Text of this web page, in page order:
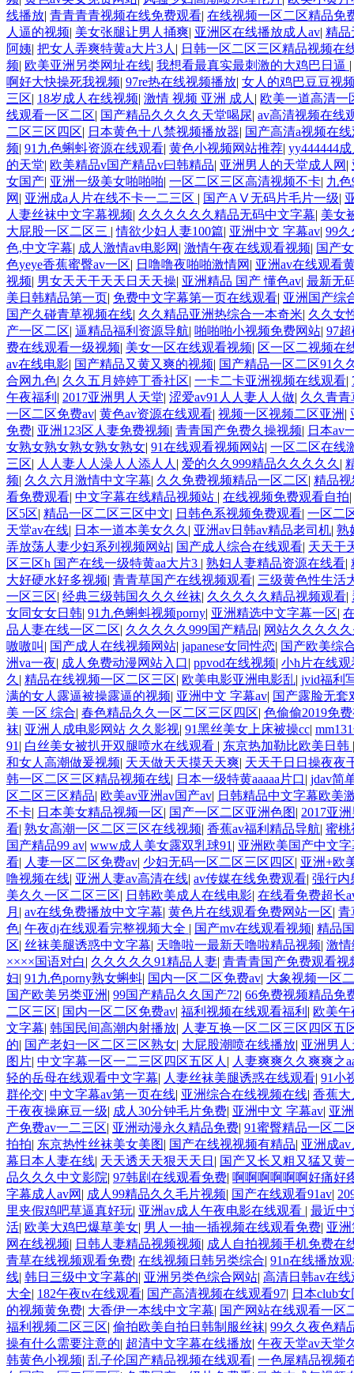
线播放| 青青青青视频在线免费观看| 在线视频一区二区精品免
人逼的视频| 美女张腿让男人捅爽| 亚洲区在线播放成人av| 精品
阿姨| 把女人弄爽特黄a大片3人 | 日韩一区二区三区精品视频在
频| 欧美亚洲另类网址在线| 我想看最真实最刺激的大鸡巴日逼 |
啊好大快操死我视频| 97re热在线视频播放| 女人的鸡巴豆豆视
三区| 18岁成人在线视频| 激情 视频 亚洲 成人 | 欧美一道高清一
线观看一区二区| 国产精品久久久久天堂喝尿| av高清视频在线
二区三区四区| 日本黄色十八禁视频播放器| 国产高清a视频在
频| 91九色蝌蚪资源在线观看| 黄色小视频网站推荐| yy444444
的天堂| 欧美精品v国产精品v曰韩精品| 亚洲男人的天堂成人网 |
女国产| 亚洲一级美女啪啪啪| 一区二区三区高清视频不卡| 九
网 | 亚洲成a人片在线不卡一二三区 | 国产AⅤ无码片毛片一级|
人妻丝袜中文字幕视频| 久久久久久久精品无码中文字幕| 美女
大屁股一区二区三 |情欲少妇人妻100篇| 亚洲中文 字幕av| 99
色,中文字幕| 成人激情av电影网 | 激情午夜在线观看视频| 国产
色yeye香蕉蜜臀av一区| 日噜噜夜啪啪激情网 | 亚洲av在线观看
视频| 男女天天干天天日天天操| 亚洲精品 国产 懂色av| 最新无
美日韩精品第一页| 免费中文字幕第一页在线观看| 亚洲国产综
国产久碰青草视频在线| 久久精品亚洲热综合一本奇米| 久久女
产一区二区| 逼精品福利资源导航| 啪啪啪小视频免费网站| 97
费在线观看一级视频| 美女一区在线观看视频| 区一区二视频在
av在线电影| 国产精品又黄又爽的视频| 国产精品一区二区91久
合网九色| 久久五月婷婷丁香社区| 一卡二卡亚洲视频在线观看|
午夜福利 | 2017亚洲男人天堂| 涩爱av91人人妻人人做| 久久青
一区二区免费av| 黄色av资源在线观看| 视频一区视频二区亚洲 |
免费| 亚洲123区人妻免费视频| 青青国产免费久操视频| 日本av
女熟女熟女熟女熟女熟女| 91在线观看视频网站| 一区二区在线
三区| 人人妻人人澡人人添人人 | 爱的久久999精品久久久久久 |
频| 久久六月激情中文字幕| 久久免费视频精品一区二区| 精品
看免费观看| 中文字幕在线精品视频站 | 在线视频免费观看自拍|
区5区| 精品一区二区三区中文| 日韩色系视频免费观看| 一区二
天堂av在线| 日本一道本美女久久 | 亚洲av日韩av精品老司机| 熟
弄放荡人妻少妇系列视频网站| 国产成人综合在线观看| 天天干
区三区h 国产在线一级特黄aa大片3 | 熟妇人妻精品资源在线看|
大好硬水好多视频| 青青草国产在线视频观看| 三级黄色性生活
一区三区| 经典三级韩国久久久丝袜| 久久久久久精品视频观看|
女同女女日韩| 91九色蝌蚪视频porny| 亚洲精选中文字幕一区|
品人妻在线一区二区| 久久久久久999国产精品| 网站久久久久
嗷嗷叫 | 国产成人在线视频网站| japanese女同性恋| 国产欧美综
洲va一夜| 成人免费动漫网站入口| ppvod在线视频| 小h片在线观
久 | 精品在线视频一区二区三区| 欧美电影亚洲电影乱| jvid福利
满的女人露逼被操露逼的视频| 亚洲中文 字幕av| 国产露脸无套
美 一区 综合| 春色精品久久一区二区三区四区| 色偷偷2019免
袜| 亚洲人成电影网站 久久影视| 91黑丝美女上床被操cc|
91 | 白丝美女被扒开双腿喷水在线观看 | 东京热加勒比欧美日韩
和女人高潮做爰视频| 天天做天天摸天天爽| 天天干日日操夜夜
韩一区二区三区精品视频在线| 日本一级特黄aaaaa片口| jdav简
区二区三区精品| 欧美av亚洲av国产av| 日韩精品中文字幕欧美
不卡| 日本美女精品视频一区| 国产一区二区亚洲色图| 2017亚
看| 熟女高潮一区二区三区在线视频| 香蕉av福利精品导航| 蜜桃
国产精品99 av| www成人美女露双乳球91 | 亚洲欧美国产中文字
看| 人妻一区二区免费av| 少妇无码一区二区三区四区| 亚洲+欧
噜视频在线| 亚洲人妻av高清在线| av传媒在线免费观看| 强行内
美久久一区二区三区| 日韩欧美成人在线电影| 在线看免费超长
月 | av在线免费播放中文字幕| 黄色片在线观看免费网站一区| 青
色| 午夜dj在线观看完整视频大全 | 国产mv在线观看视频| 精品
区| 丝袜美腿诱惑中文字幕| 天噜啦一最新天噜啦精品视频| 激
××××国语对白| 久久久久久91精品人妻| 青青青国产免费观看视
妇| 91九色porny熟女蝌蚪| 国内一区二区免费av| 大象视频一区
国产欧美另类亚洲 | 99国产精品久久国产72| 66免费视频精品免
二区三区| 国内一区二区免费av| 福利视频在线观看福利 | 欧美
文字幕| 韩国民间高潮内射播放| 人妻互换一区二区三区四区五
的| 国产老妇一区二区三区熟女| 大屁股潮喷在线播放| 亚洲男
图片| 中文字幕一区一二三区四区五区人 | 人妻爽爽久久爽爽之
轻的岳母在线观看中文字幕| 人妻丝袜美腿诱惑在线观看| 91小
群伦交| 中文字幕av第一页在线| 亚洲综合在线视频在线| 香蕉大
干夜夜操麻豆一级| 成人30分钟毛片免费| 亚洲中文 字幕av| 亚
产免费av一二三区| 亚洲动漫永久精品免费| 91蜜臀精品一区二
拍拍| 东京热性丝袜美女美图| 国产在线视视频有精品| 亚洲成
幕日本人妻在线| 天天透天天狠天天日 | 国产又长又粗又猛又黄
品久久久中文影院| 97韩剧在线观看免费| 啊啊啊啊啊啊好痛好
字幕成人av网 | 成人99精品久久毛片视频| 国产在线观看91av|
里夹假鸡吧草逼真好玩| 亚洲av成人午夜电影在线观看 | 最近中
活| 欧美大鸡巴爆草美女| 男人一抽一插视频在线观看免费| 亚
网在线视频| 日韩人妻精品视频视频| 成人自拍视频手机免费在
青草在线视频观看免费| 在线视频日韩另类综合| 91n在线播放
线| 韩日三级中文字幕的| 亚洲另类色综合网站| 高清日韩av在线
大全| 182午夜tv在线观看| 国产高清视频在线观看97| 日本club
的视频黄免费| 大香伊一本线中文字幕| 国产网站在线观看一区
福利视频二区三区| 偷拍欧美自拍日韩制服丝袜| 99久久夜色精
操有什么需要注意的| 超清中文字幕在线播放| 午夜天堂av天堂
韩黄色小视频| 乱子伦国产精品视频在线观看| 一色屋精品视频